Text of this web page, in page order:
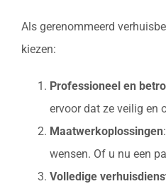
Als gerenommeerd
kiezen:
Professioneel en
ervoor dat ze veilig en
Maatwerkoplossingen
wensen. Of u nu een
Volledige